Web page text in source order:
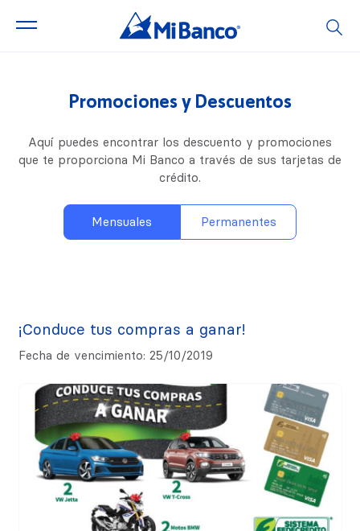
Promociones y Descuentos
Aquí puedes encontrar los descuento y promociones
que te proporciona Mi Banco a través de sus tarjetas de
crédito.
Mensuales Permanentes
¡Conduce tus compras a ganar!
Fecha de vencimiento: 25/10/2019